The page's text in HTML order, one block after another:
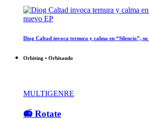
Diog Caltad invoca ternura y calma en “Silencio”, su
Orbiting • Orbitando
MULTIGENRE
📻 Rotate